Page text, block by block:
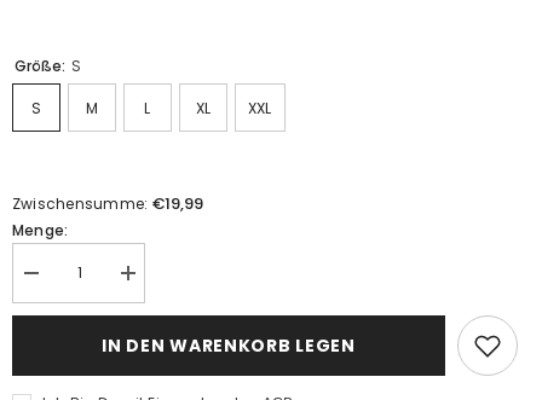
Größe: S
S M L XL XXL
Zwischensumme: €19,99
Menge:
verringern
für
Byers
Stranger
Menge
erhöhen
für
Herren
Will
Byers
IN DEN WARENKORB LEGEN